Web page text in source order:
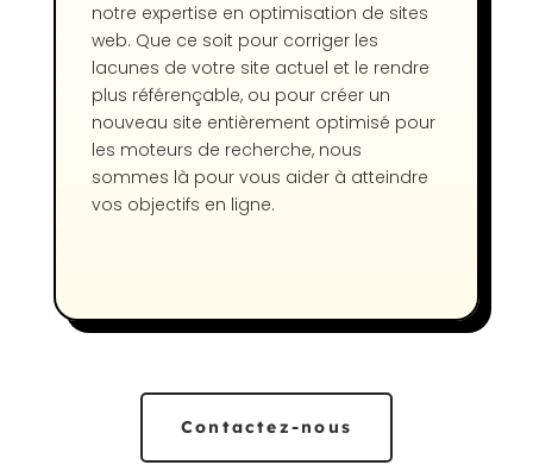
notre expertise en optimisation de sites
web. Que ce soit pour corriger les
lacunes de votre site actuel et le rendre
plus référençable, ou pour créer un
nouveau site entièrement optimisé pour
les moteurs de recherche, nous
sommes là pour vous aider à atteindre
vos objectifs en ligne.
Contactez-nous